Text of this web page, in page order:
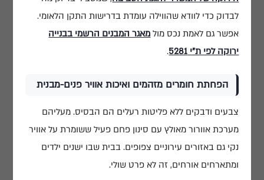
לבדוק כדי לוודא שהווילה עומדת בדרישות התקן הלאומי.
אפשר גם לאמת נכס מול מאגר המבנים הרשמי בבנייה
ירוקה לפי ת"י 5281
.
הפחתת חומרים מזהמים ואיכות אוויר פנים-מבנית
צבעים ודבקים ללא פליטות רעלים הם הבסיס. מעליהם
מערכת אוורור מאולץ עם סינון פחם פעיל ששומרת על אוויר
נקי גם באזורים עירוניים צפופים. בבית שבו ישנים ילדים
ומתארחים אורחים, זה לא פרט שולי.